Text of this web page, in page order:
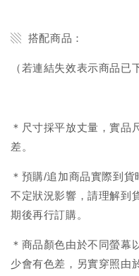
▧ 搭配商品：
（若連結失效表示商品已
＊尺寸採平放丈量，實品
差。
＊預購/追加商品實際到
不定狀況影響，請理解到
期後再行訂購。
＊商品顏色由於不同螢幕
少會有色差，另實穿照由